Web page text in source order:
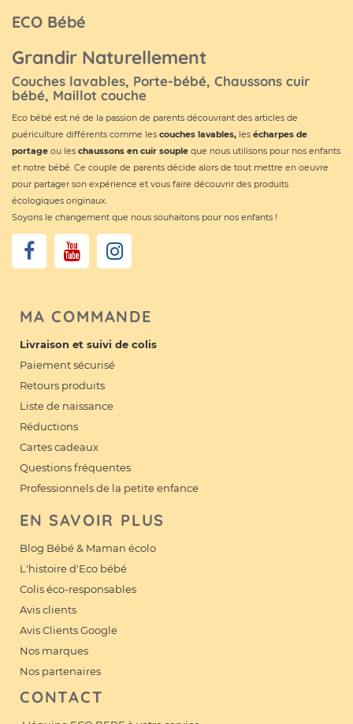
ECO Bébé
Grandir Naturellement
Couches lavables, Porte-bébé, Chaussons cuir
bébé, Maillot couche
Eco bébé est né de la passion de parents découvrant des articles de
puériculture différents comme les couches lavables, les écharpes de
portage ou les chaussons en cuir souple que nous utilisons pour nos enfants
et notre bébé. Ce couple de parents décide alors de tout mettre en oeuvre
pour partager son expérience et vous faire découvrir des produits
écologiques originaux.
Soyons le changement que nous souhaitons pour nos enfants !
MA COMMANDE
Livraison et suivi de colis
Paiement sécurisé
Retours produits
Liste de naissance
Réductions
Cartes cadeaux
Questions fréquentes
Professionnels de la petite enfance
EN SAVOIR PLUS
Blog Bébé & Maman écolo
L'histoire d'Eco bébé
Colis éco-responsables
Avis clients
Avis Clients Google
Nos marques
Nos partenaires
CONTACT